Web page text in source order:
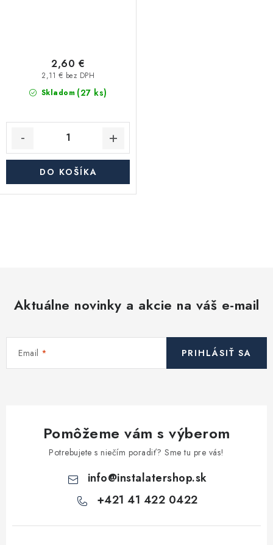
Skladom (27 ks)
2,11 € bez DPH
2,60 €
DO KOŠÍKA
i
p
u
Aktuálne novinky a akcie na váš e-mail
Email PRIHLÁSIŤ SA
Pomôžeme vám s výberom
Potrebujete s niečím poradiť? Sme tu pre vás!
info@instalatershop.sk
+421 41 422 0422